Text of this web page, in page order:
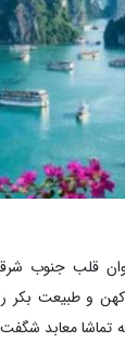
قلب جنوب
و طبیعت بکر
معابد شگفت